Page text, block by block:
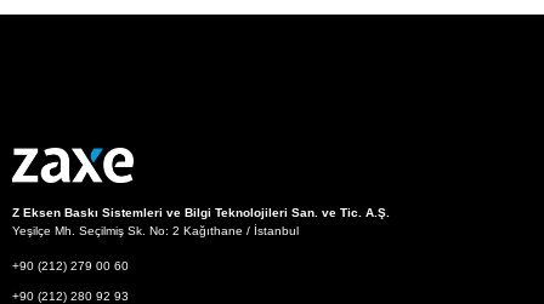
Z Eksen Baskı Sistemleri ve Bilgi Teknolojileri San. ve Tic. A.Ş.
Yeşilçe Mh. Seçilmiş Sk. No: 2 Kağıthane / İstanbul
+90 (212) 279 00 60
+90 (212) 280 92 93